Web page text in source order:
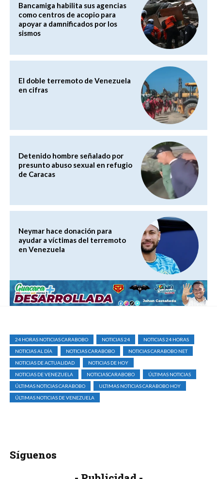
Bancamiga habilita sus agencias
como centros de acopio para
apoyar a damnificados por los
sismos
El doble terremoto de Venezuela
en cifras
Detenido hombre señalado por
presunto abuso sexual en refugio
de Caracas
Neymar hace donación para
ayudar a víctimas del terremoto
en Venezuela
24 HORAS NOTICIAS CARABOBO NOTICIAS 24
NOTICIAS 24 HORAS
NOTICIAS AL DÍA
NOTICIAS CARABOBO
NOTICIAS CARABOBO NET
NOTICIAS DE ACTUALIDAD
NOTICIAS DE HOY
NOTICIAS DE VENEZUELA
NOTICIASCARABOBO
ÚLTIMAS NOTICIAS
ÚLTIMAS NOTICIAS CARABOBO
ULTIMAS NOTICIAS CARABOBO HOY
ÚLTIMAS NOTICIAS DE VENEZUELA
Síguenos